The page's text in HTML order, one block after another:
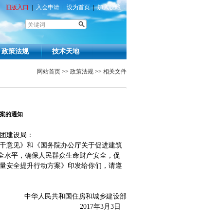
旧版入口 入会申请 设为首页 | 加入收藏
政策法规 技术天地
网站首页>> 政策法规>> 相关文件
的通知
建设局：
意见》和《国务院办公厅关于促进建筑
水平，确保人民群众生命财产安全，促
安全提升行动方案》印发给你们，请遵
中华人民共和国住房和城乡建设部
2017年3月 3日